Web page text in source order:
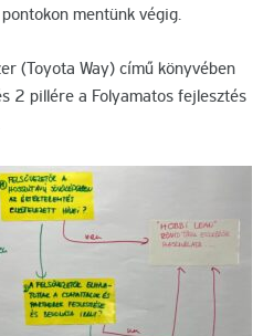
mentünk végig.
(Toyota Way) című könyvében
2 pillére a Folyamatos fejlesztés